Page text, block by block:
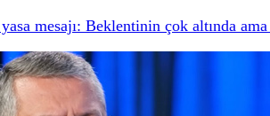
mesajı: Beklentinin çok altında